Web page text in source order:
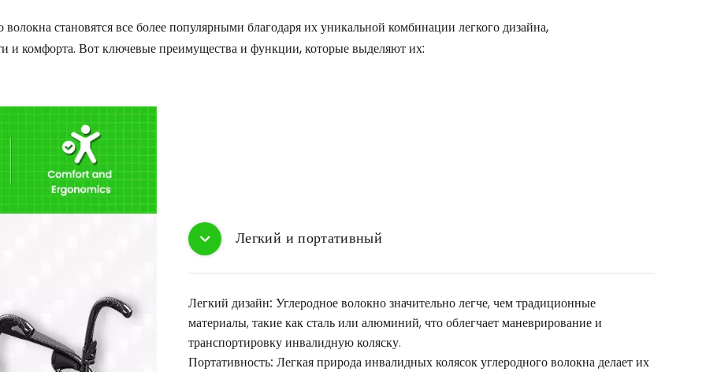
становятся все более популярными благодаря их уникальной комбинации легкого дизайна,
и комфорта. Вот ключевые преимущества и функции, которые выделяют их:
Легкий и портативный
Легкий дизайн: Углеродное волокно значительно легче, чем традиционные
материалы, такие как сталь или алюминий, что облегчает маневрирование и
транспортировку инвалидную коляску.
Портативность: Легкая природа инвалидных колясок углеродного волокна делает их